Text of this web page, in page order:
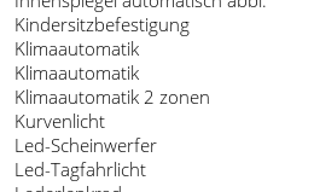
Kindersitzbefestigung
Klimaautomatik
Klimaautomatik
Klimaautomatik 2 zonen
Kurvenlicht
Led-Scheinwerfer
Led-Tagfahrlicht